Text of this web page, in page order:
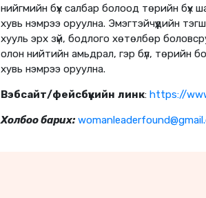
нийгмийн бүх салбар болоод төрийн бүх
хувь нэмрээ оруулна. Эмэгтэйчүүдийн
хууль эрх зүй, бодлого хөтөлбөр
олон нийтийн амьдрал, гэр бүл, төрийн
хувь нэмрээ оруулна.
Вэбсайт/фейсбүүкийн линк: https://
Холбообарих: